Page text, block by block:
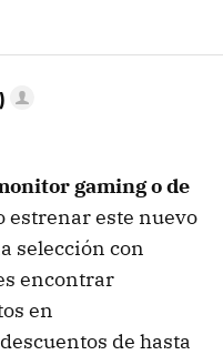
gaming o de
estrenar este nuevo
selección con
encontrar
en
de hasta